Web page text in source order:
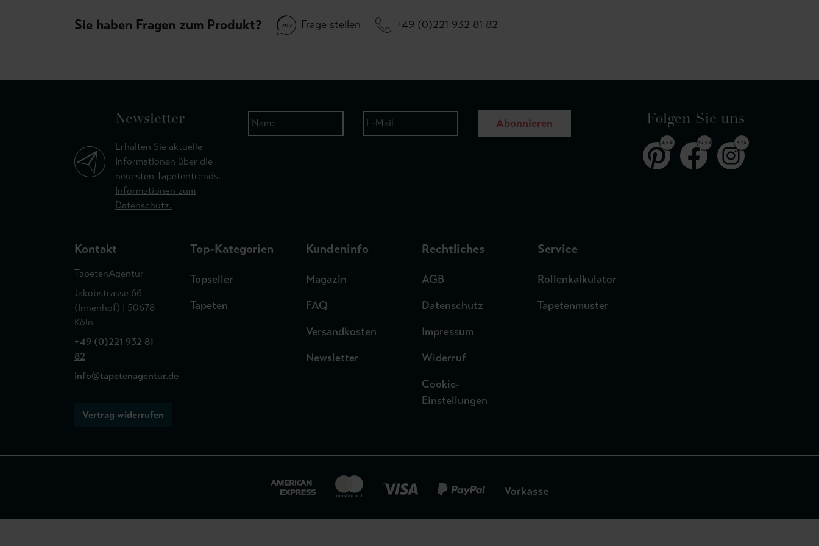
Sie haben Fragen zum Produkt? Frage stellen +49 (0)221 932 81 82
Newsletter
Erhalten Sie aktuelle
Informationen über die
neuesten Tapetentrends.
Informationen zum
Datenschutz.
Abonnieren Folgen Sie uns
4,9 k 32,5 k 3,1 k
Kontakt
TapetenAgentur
Jakobstrasse 66
(Innenhof) | 50678
Köln
+49 (0)221 932 81
82
info@tapetenagentur.de
Vertrag widerrufen
Top-Kategorien
Topseller
Tapeten
Kundeninfo
Magazin
FAQ
Versandkosten
Newsletter
Rechtliches
AGB
Datenschutz
Impressum
Widerruf
Cookie-
Einstellungen
Service
Rollenkalkulator
Tapetenmuster